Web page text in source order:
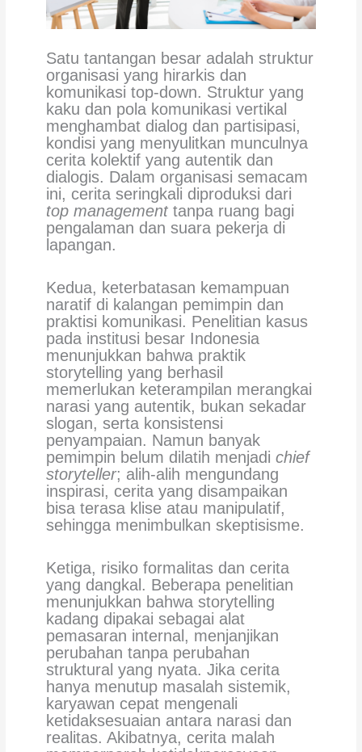
Satu tantangan besar adalah struktur
organisasi yang hirarkis dan
komunikasi top-down. Struktur yang
kaku dan pola komunikasi vertikal
menghambat dialog dan partisipasi,
kondisi yang menyulitkan munculnya
cerita kolektif yang autentik dan
dialogis. Dalam organisasi semacam
ini, cerita seringkali diproduksi dari
top managementtanpa ruang bagi
pengalaman dan suara pekerja di
lapangan.
Kedua, keterbatasan kemampuan
naratif di kalangan pemimpin dan
praktisi komunikasi. Penelitian kasus
pada institusi besar Indonesia
menunjukkan bahwa praktik
storytelling yang berhasil
memerlukan keterampilan merangkai
narasi yang autentik, bukan sekadar
slogan, serta konsistensi
penyampaian. Namun banyak
pemimpin belum dilatih menjadi chief
storyteller; alih-alih mengundang
inspirasi, cerita yang disampaikan
bisa terasa klise atau manipulatif,
sehingga menimbulkan skeptisisme.
Ketiga, risiko formalitas dan cerita
yang dangkal. Beberapa penelitian
menunjukkan bahwa storytelling
kadang dipakai sebagai alat
pemasaran internal, menjanjikan
perubahan tanpa perubahan
struktural yang nyata. Jika cerita
hanya menutup masalah sistemik,
karyawan cepat mengenali
ketidaksesuaian antara narasi dan
realitas. Akibatnya, cerita malah